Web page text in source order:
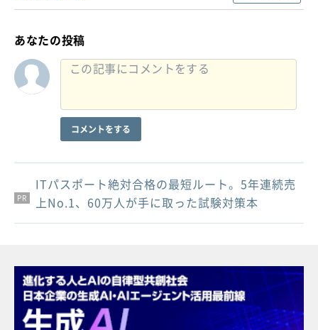
あなたの投稿
コメントをする
PR
PR
PR
ITパスポート絶対合格の最短ルート。5年連続売
上No.1、60万人が手に取った試験対策本